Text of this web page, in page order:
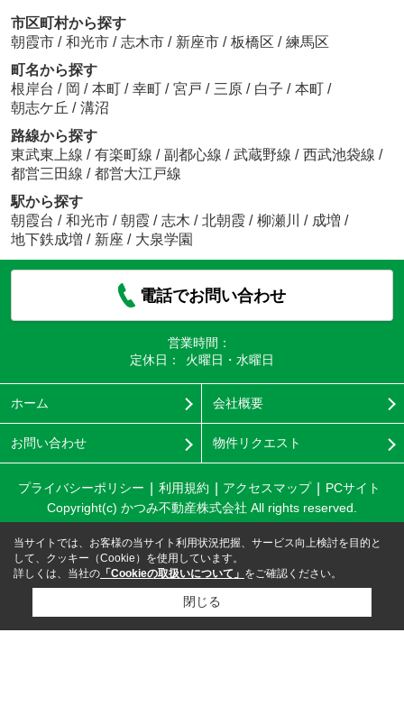
市区町村から探す
朝霞市 / 和光市 / 志木市 / 新座市 / 板橋区 / 練馬区
町名から探す
根岸台 / 岡 / 本町 / 幸町 / 宮戸 / 三原 / 白子 / 本町 /
朝志ケ丘 / 溝沼
路線から探す
東武東上線 / 有楽町線 / 副都心線 / 武蔵野線 / 西武池袋線 /
都営三田線 / 都営大江戸線
駅から探す
朝霞台 / 和光市 / 朝霞 / 志木 / 北朝霞 / 柳瀬川 / 成増 /
地下鉄成増 / 新座 / 大泉学園
電話でお問い合わせ
営業時間：
定休日：
火曜日・水曜日
ホーム 会社概要
お問い合わせ 物件リクエスト
プライバシーポリシー 利用規約 アクセスマップ
PCサイト
Copyright(c) かつみ不動産株式会社 All rights reserved.
当サイトでは、お客様の当サイト利用状況把握、サービス向上検討を目的と
して、クッキー（Cookie）を使用しています。
詳しくは、当社の 「Cookieの取扱いについて」 をご確認ください。
閉じる